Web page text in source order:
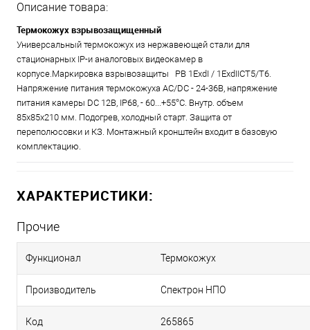
Описание товара:
Термокожух взрывозащищенный
Универсальный термокожух из нержавеющей стали для
стационарных IP-и аналоговых видеокамер в
корпусе.Маркировка взрывозащиты РВ 1ExdI / 1ExdIICT5/Т6.
Напряжение питания термокожуха AC/DC - 24-36В, напряжение
питания камеры DC 12В, IP68, - 60...+55°С. Внутр. объем
85х85х210 мм. Подогрев, холодный старт. Защита от
переполюсовки и КЗ. Монтажный кронштейн входит в базовую
комплектацию.
ХАРАКТЕРИСТИКИ:
Прочие
Функционал Термокожух
Производитель Спектрон НПО
Код 265865